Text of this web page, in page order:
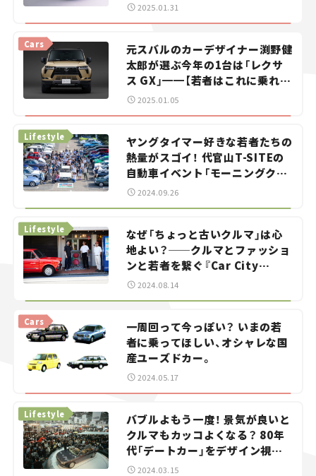
2025.01.31
Cars
元スバルのカーデザイナー渕野健
太郎が選ぶ今年の1台は「レクサ
ス GX」━━【若者はこれに乗れ！
KURU KURAカー・オブ・ザ・イヤ
2025.01.05
Lifestyle
ヤングタイマー好きな若者たちの
熱量がスゴイ！ 代官山T-SITEの
自動車イベント「モーニングクル
ーズ」は参加枠が即完売も。
2024.09.26
Lifestyle
なぜ「ちょっと古いクルマ」は心
地よい？──クルマとファッショ
ンと若者を繋ぐ『Car City
Guide（CCG）』で愛車探し。
2024.08.14
Cars
一周回って今っぽい？ いまの若
者に乗ってほしい、オシャレな国
産ユーズドカー。
2024.05.17
Lifestyle
バブルよもう一度！ 景気が良いと
クルマもカッコよくなる？ 80年
代「デートカー」をデザイン視点
で紐解く。
2024.03.15